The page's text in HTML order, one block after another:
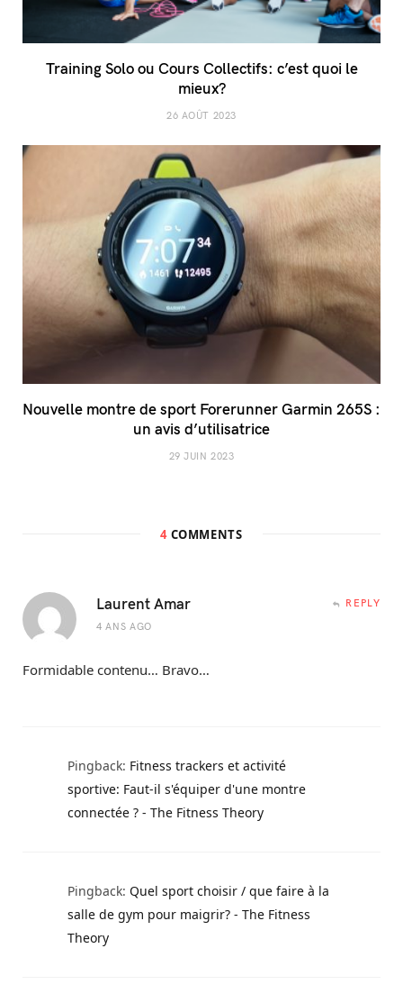
Training Solo ou Cours Collectifs: c’est quoi le
mieux?
26 AOÛT 2023
Nouvelle montre de sport Forerunner Garmin 265S :
un avis d’utilisatrice
29 JUIN 2023
4COMMENTS
Laurent Amar
4 ANS AGO
REPLY
Formidable contenu… Bravo…
Pingback: Fitness trackers et activité
sportive: Faut-il s'équiper d'une montre
connectée ? - The Fitness Theory
Pingback: Quel sport choisir / que faire à la
salle de gym pour maigrir? - The Fitness
Theory